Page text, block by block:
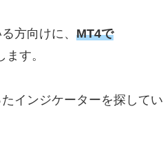
方向けに、 MT4で
ます。
インジケーターを探してい